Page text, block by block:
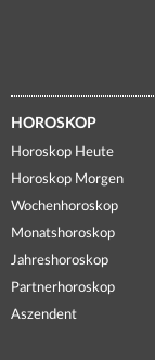
HOROSKOP
Horoskop Heute
Horoskop Morgen
Wochenhoroskop
Monatshoroskop
Jahreshoroskop
Partnerhoroskop
Aszendent